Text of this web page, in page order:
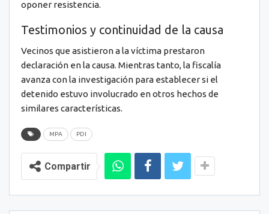
oponer resistencia.
Testimonios y continuidad de la causa
Vecinos que asistieron a la víctima prestaron
declaración en la causa. Mientras tanto, la fiscalía
avanza con la investigación para establecer si el
detenido estuvo involucrado en otros hechos de
similares características.
MPA PDI
Compartir